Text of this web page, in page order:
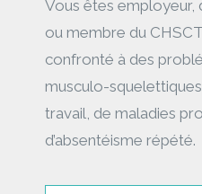
Vous êtes employeur,
ou membre du
confronté à des
musculo-
travail, de maladies
d’absentéisme répété.